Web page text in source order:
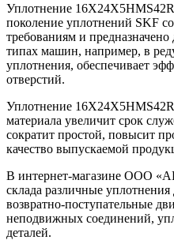
Уплотнение
поколение уплотнений SKF
требованиям и
типах машин, например, в
уплотнения, обеспечивает
отверстий.
Уплотнение
материала увеличит срок
сократит простой, повысит
качество выпускаемой
В интернет-магазине ООО
склада различные
возвратно-поступательные
неподвижных соединений,
деталей.